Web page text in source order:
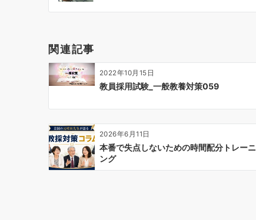
シ
ョ
ン
関連記事
2022年10月15日
教員採用試験_一般教養対策059
2026年6月11日
本番で失点しないための時間配分トレーニ
ング